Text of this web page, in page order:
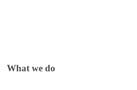
What we do